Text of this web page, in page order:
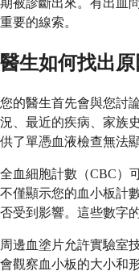
重要的線索。
醫生如何找出原
您的醫生首先會與您討
況、最近的疾病、家族
供了單憑血液檢查無法
全血細胞計數（CBC）
不僅顯示您的血小板計
否受到影響。這些數字
周邊血塗片允許實驗室
會觀察血小板的大小和